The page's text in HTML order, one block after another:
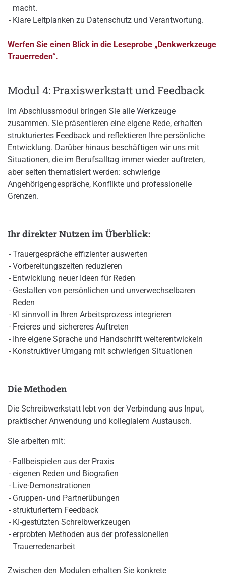
macht.
Klare Leitplanken zu Datenschutz und Verantwortung.
Werfen Sie einen Blick in die Leseprobe „Denkwerkzeuge
Trauerreden“.
Modul 4: Praxiswerkstatt und Feedback
Im Abschlussmodul bringen Sie alle Werkzeuge
zusammen. Sie präsentieren eine eigene Rede, erhalten
strukturiertes Feedback und reflektieren Ihre persönliche
Entwicklung. Darüber hinaus beschäftigen wir uns mit
Situationen, die im Berufsalltag immer wieder auftreten,
aber selten thematisiert werden: schwierige
Angehörigengespräche, Konflikte und professionelle
Grenzen.
Ihr direkter Nutzen im Überblick:
Trauergespräche effizienter auswerten
Vorbereitungszeiten reduzieren
Entwicklung neuer Ideen für Reden
Gestalten von persönlichen und unverwechselbaren
Reden
KI sinnvoll in Ihren Arbeitsprozess integrieren
Freieres und sichereres Auftreten
Ihre eigene Sprache und Handschrift weiterentwickeln
Konstruktiver Umgang mit schwierigen Situationen
Die Methoden
Die Schreibwerkstatt lebt von der Verbindung aus Input,
praktischer Anwendung und kollegialem Austausch.
Sie arbeiten mit:
Fallbeispielen aus der Praxis
eigenen Reden und Biografien
Live-Demonstrationen
Gruppen- und Partnerübungen
strukturiertem Feedback
KI-gestützten Schreibwerkzeugen
erprobten Methoden aus der professionellen
Trauerredenarbeit
Zwischen den Modulen erhalten Sie konkrete